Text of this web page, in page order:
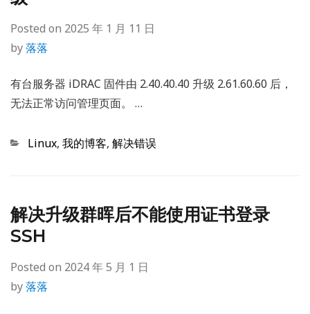
Posted on 2025 年 1 月 11 日
by落落
有台服务器 iDRAC 固件由 2.40.40.40 升级 2.61.60.60 后，
无法正常访问管理页面。 …
Categories
Linux, 我的博客, 解决错误
解决升级群晖后不能使用证书登录
SSH
Posted on 2024 年 5 月 1 日
by落落